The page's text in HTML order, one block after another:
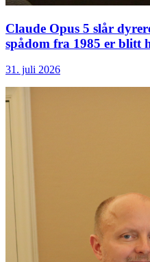
Claude Opus 5 slår
spådom fra 1985 er blitt
31. juli 2026